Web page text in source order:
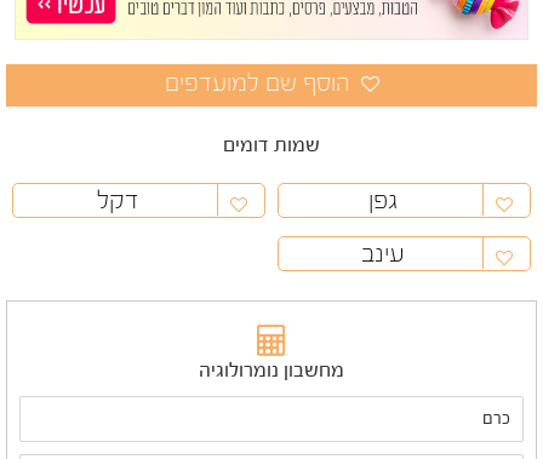
שמות דומים
גפן
דקל
עינב
מחשבון נומרולוגיה